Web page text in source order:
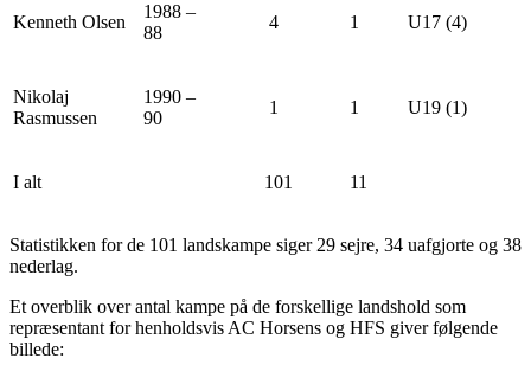
Kenneth Olsen
1988 –
88
4 1 U17 (4)
Nikolaj
Rasmussen
1990 –
90
1 1 U19 (1)
I alt 101 11
Statistikken for de 101 landskampe siger 29 sejre, 34 uafgjorte og 38
nederlag.
Et overblik over antal kampe på de forskellige landshold som
repræsentant for henholdsvis AC Horsens og HFS giver følgende
billede: